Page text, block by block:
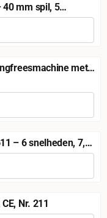
mm spil, 5
met
– 6 snelheden, 7,5
Nr. 211